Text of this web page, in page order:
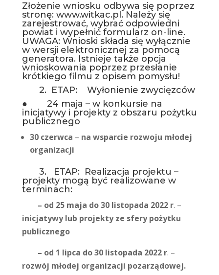
Złożenie wniosku odbywa się poprzez
stronę: www.witkac.pl . Należy się
zarejestrować, wybrać odpowiedni
powiat i wypełnić formularz on-line.
UWAGA: Wnioski składa się wyłącznie
w wersji elektronicznej za pomocą
generatora. Istnieje także opcja
wnioskowania poprzez przesłanie
krótkiego filmu z opisem pomysłu!
2. ETAP: Wyłonienie zwycięzców
● 24 maja – w konkursie na
inicjatywy i projekty z obszaru pożytku
publicznego
30 czerwca – na wsparcie rozwoju młodej
organizacji
3. ETAP: Realizacja projektu –
projekty mogą być realizowane w
terminach:
– od 25 maja do 30 listopada 2022 r. –
inicjatywy lub projekty ze sfery pożytku
publicznego
– od 1 lipca do 30 listopada 2022 r. –
rozwój młodej organizacji pozarządowej.